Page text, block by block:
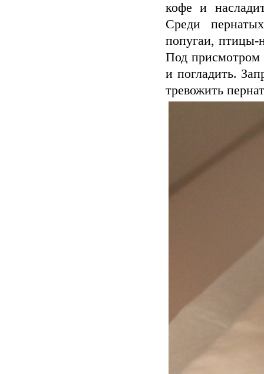
кофе и
Среди
попугаи, птицы-
Под присмотром
и погладить.
тревожить